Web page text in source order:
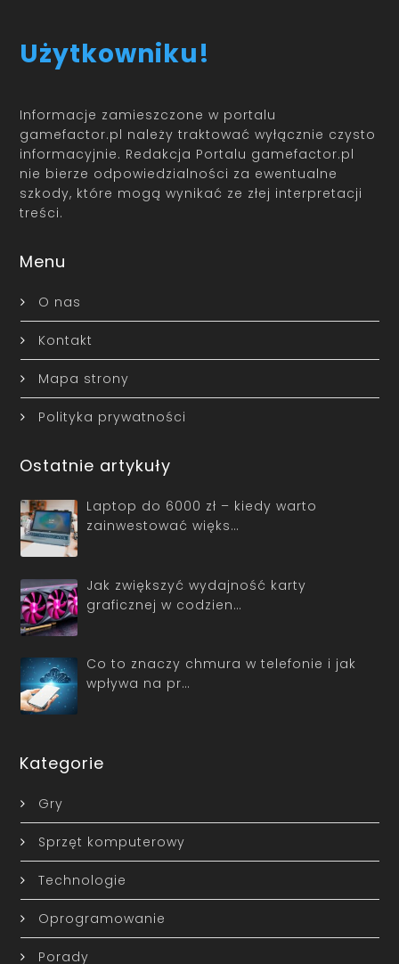
Użytkowniku!
Informacje zamieszczone w portalu
gamefactor.pl należy traktować wyłącznie czysto
informacyjnie. Redakcja Portalu gamefactor.pl
nie bierze odpowiedzialności za ewentualne
szkody, które mogą wynikać ze złej interpretacji
treści.
Menu
O nas
Kontakt
Mapa strony
Polityka prywatności
Ostatnie artykuły
Laptop do 6000 zł – kiedy warto
zainwestować więks…
Jak zwiększyć wydajność karty
graficznej w codzien…
Co to znaczy chmura w telefonie i jak
wpływa na pr…
Kategorie
Gry
Sprzęt komputerowy
Technologie
Oprogramowanie
Porady